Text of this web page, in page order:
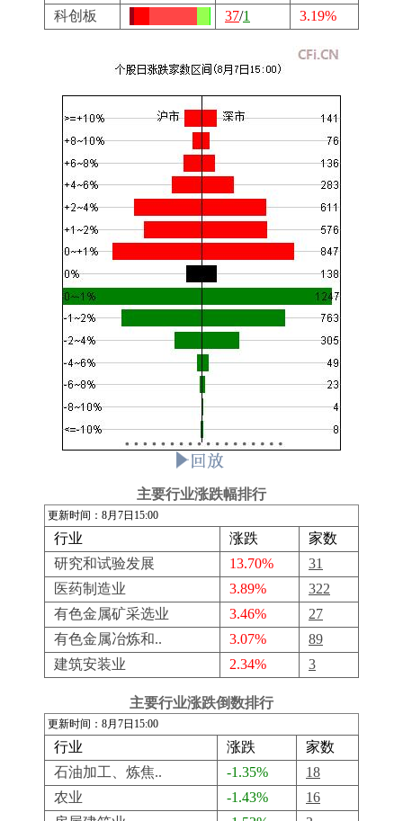
科创板
37/1 3.19%
主要行业涨跌幅排行
更新时间：8月7日15:00
行业 涨跌
家数
研究和试验发展
13.70%
31
医药制造业
3.89%
322
有色金属矿采选业
3.46%
27
有色金属冶炼和..
3.07%
89
建筑安装业
2.34% 3
主要行业涨跌倒数排行
更新时间：8月7日15:00
行业 涨跌
家数
石油加工、炼焦..
-1.35%
18
农业
-1.43%
16